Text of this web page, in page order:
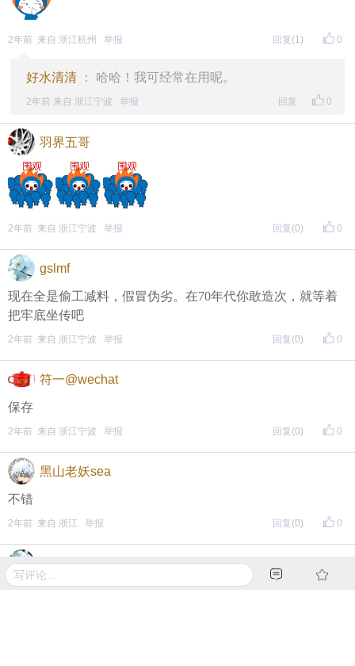
0
2年前 来自 浙江杭州 举报 回复 (1)
好水清清 ： 哈哈！我可经常在用呢。
0
2年前 来自 浙江宁波 举报 回复
羽界五哥
0
2年前 来自 浙江宁波 举报 回复 (0)
gslmf
现在全是偷工减料，假冒伪劣。在70年代你敢造次，就等着
把牢底坐传吧
0
2年前 来自 浙江宁波 举报 回复 (0)
符一@wechat
保存
0
2年前 来自 浙江宁波 举报 回复 (0)
黑山老妖sea
不错
0
2年前 来自 浙江 举报 回复 (0)
yun789
老家还有一台缝纫机，脚踏的。挺好的，